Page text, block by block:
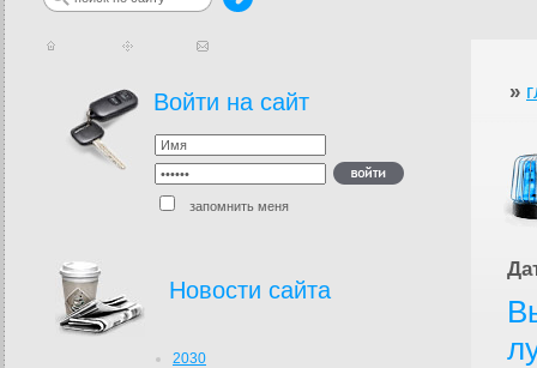
Войти на сайт
запомнить меня
Новости сайта
2030
»